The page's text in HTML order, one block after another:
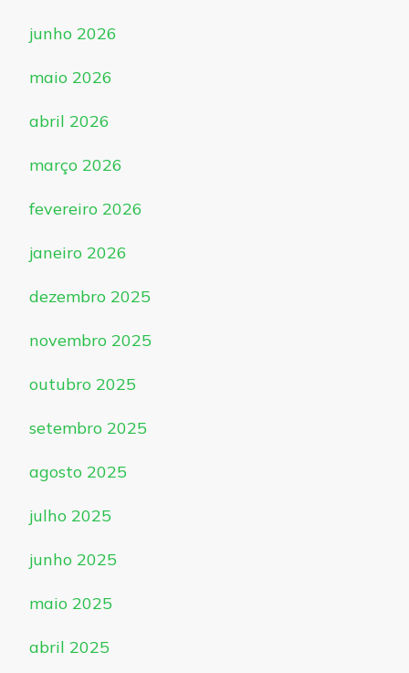
junho 2026
maio 2026
abril 2026
março 2026
fevereiro 2026
janeiro 2026
dezembro 2025
novembro 2025
outubro 2025
setembro 2025
agosto 2025
julho 2025
junho 2025
maio 2025
abril 2025